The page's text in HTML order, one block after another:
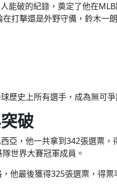
人能破的紀錄，奠定了他在
在打擊還是外野守備，鈴木一
歷史上所有選手，成為無可
破
亞，他一共拿到342張選票
世界大賽冠軍成員。
他最後獲得325張選票，得